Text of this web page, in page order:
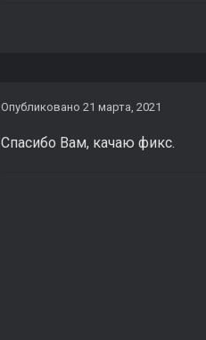
Опубликовано 21 марта, 2021
Спасибо Вам, качаю фикс.